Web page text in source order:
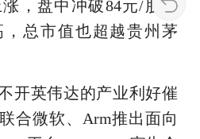
，盘中冲破84元/股大
总市值也超越贵州茅
开英伟达的产业利好催
合微软、Arm推出面向